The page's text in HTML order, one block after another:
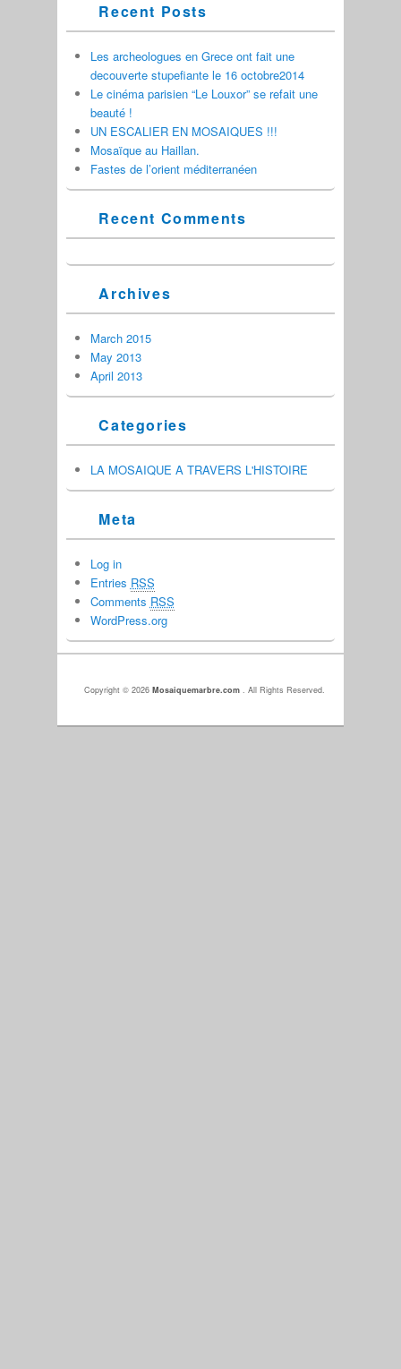
Recent Posts
Les archeologues en Grece ont fait une
decouverte stupefiante le 16 octobre2014
Le cinéma parisien “Le Louxor” se refait une
beauté !
UN ESCALIER EN MOSAIQUES !!!
Mosaïque au Haillan.
Fastes de l’orient méditerranéen
Recent Comments
Archives
March 2015
May 2013
April 2013
Categories
LA MOSAIQUE A TRAVERS L'HISTOIRE
Meta
Log in
Entries RSS
Comments RSS
WordPress.org
Copyright © 2026Mosaiquemarbre.com. All Rights Reserved.